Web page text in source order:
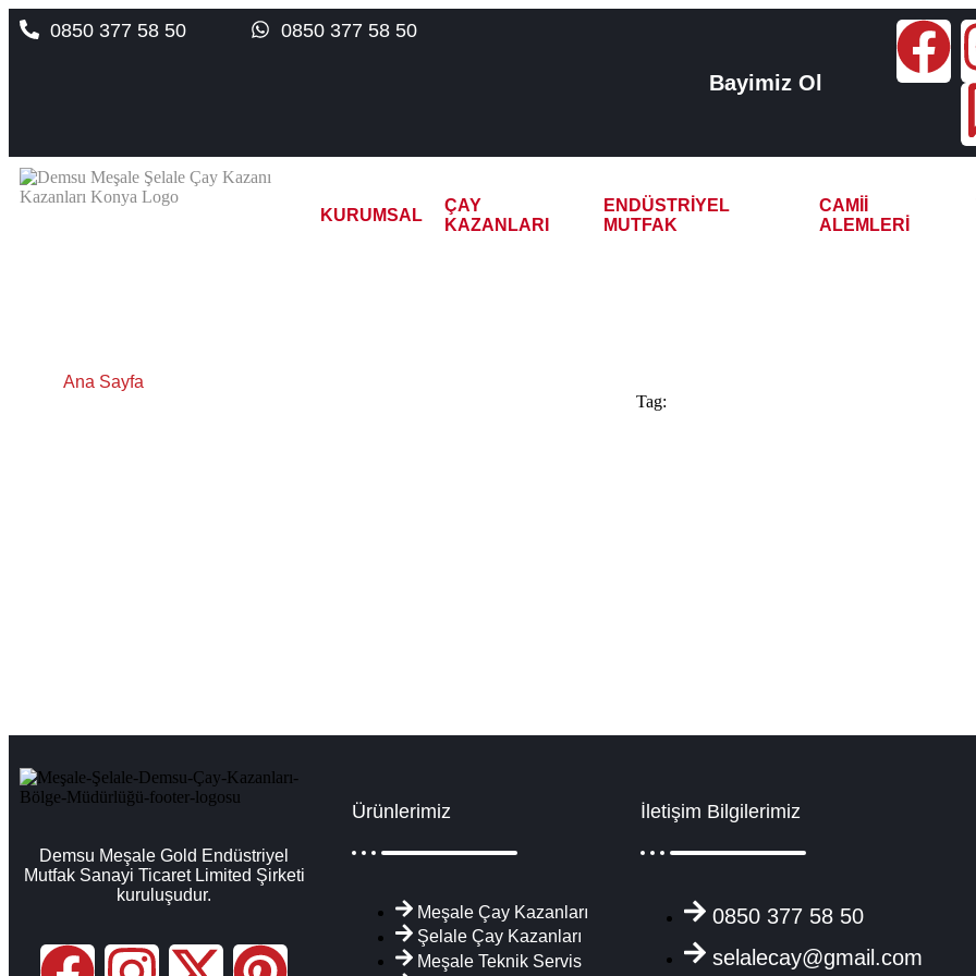
0850 377 58 50 0850 377 58 50
Bayimiz Ol
KURUMSAL
ÇAY
KAZANLARI
ENDÜSTRIYEL
MUTFAK
CAMII
ALEMLERI
Ana Sayfa
Tag:
Demsu Meşale Gold Endüstriyel
Mutfak Sanayi Ticaret Limited Şirketi
kuruluşudur.
Ürünlerimiz
Meşale Çay Kazanları
Şelale Çay Kazanları
Meşale Teknik Servis
İletişim Bilgilerimiz
0850 377 58 50
selalecay@gmail.com